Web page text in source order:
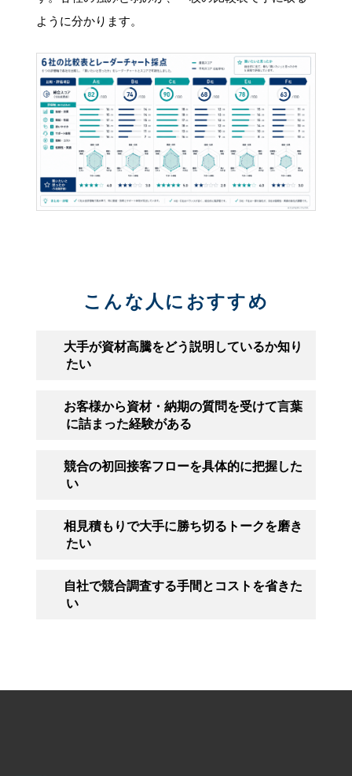
ように分かります。
こんな人におすすめ
大手が資材高騰をどう説明しているか知り
たい
お客様から資材・納期の質問を受けて言葉
に詰まった経験がある
競合の初回接客フローを具体的に把握した
い
相見積もりで大手に勝ち切るトークを磨き
たい
自社で競合調査する手間とコストを省きた
い